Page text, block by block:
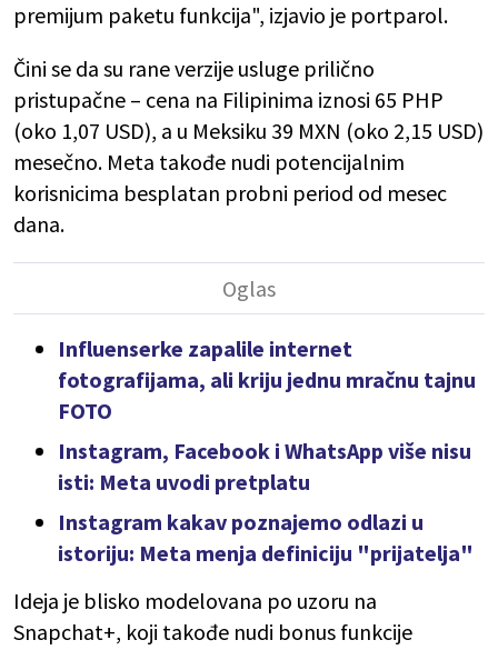
premijum paketu funkcija", izjavio je portparol.
Čini se da su rane verzije usluge prilično
pristupačne – cena na Filipinima iznosi 65 PHP
(oko 1,07 USD), a u Meksiku 39 MXN (oko 2,15 USD)
mesečno. Meta takođe nudi potencijalnim
korisnicima besplatan probni period od mesec
dana.
Influenserke zapalile internet
fotografijama, ali kriju jednu mračnu tajnu
FOTO
Instagram, Facebook i WhatsApp više nisu
isti: Meta uvodi pretplatu
Instagram kakav poznajemo odlazi u
istoriju: Meta menja definiciju "prijatelja"
Ideja je blisko modelovana po uzoru na
Snapchat+, koji takođe nudi bonus funkcije